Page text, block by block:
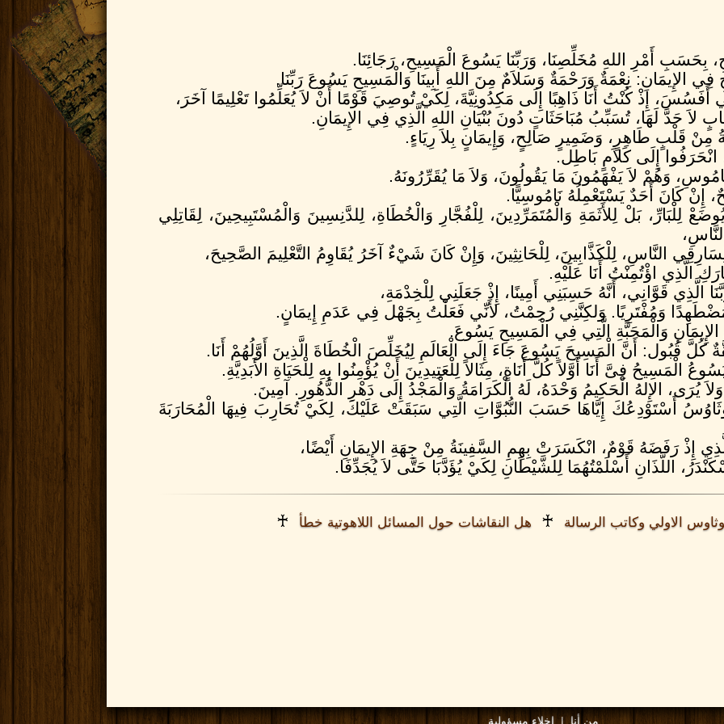
أَمْرِ اللهِ مُخَلِّصِنَا، وَرَبِّنَا يَسُوعَ الْمَسِيحِ، رَجَائِنَا.
فِي الإِيمَانِ: نِعْمَةٌ وَرَحْمَةٌ وَسَلاَمٌ مِنَ اللهِ أَبِينَا وَالْمَسِيحِ يَسُوعَ رَبِّنَا.
إِذْ كُنْتُ أَنَا ذَاهِبًا إِلَى مَكِدُونِيَّةَ، لِكَيْ تُوصِيَ قَوْمًا أَنْ لاَ يُعَلِّمُوا تَعْلِيمًا آخَرَ،
لاَ حَدَّ لَهَا، تُسَبِّبُ مُبَاحَثَاتٍ دُونَ بُنْيَانِ اللهِ الَّذِي فِي الإِيمَانِ.
مِنْ قَلْبٍ طَاهِرٍ، وَضَمِيرٍ صَالِحٍ، وَإِيمَانٍ بِلاَ رِيَاءٍ.
انْحَرَفُوا إِلَى كَلاَمٍ بَاطِل.
وَهُمْ لاَ يَفْهَمُونَ مَا يَقُولُونَ، وَلاَ مَا يُقَرِّرُونَهُ.
إِنْ كَانَ أَحَدٌ يَسْتَعْمِلُهُ نَامُوسِيًّا.
لِلْبَارِّ، بَلْ لِلأَثَمَةِ وَالْمُتَمَرِّدِينَ، لِلْفُجَّارِ وَالْخُطَاةِ، لِلدَّنِسِينَ وَالْمُسْتَبِيحِينَ، لِقَاتِلِي
النَّاسِ، لِلْكَذَّابِينَ، لِلْحَانِثِينَ، وَإِنْ كَانَ شَيْءٌ آخَرُ يُقَاوِمُ التَّعْلِيمَ الصَّحِيحَ،
الَّذِي اؤْتُمِنْتُ أَنَا عَلَيْهِ.
الَّذِي قَوَّانِي، أَنَّهُ حَسِبَنِي أَمِينًا، إِذْ جَعَلَنِي لِلْخِدْمَةِ،
وَمُفْتَرِيًا. وَلكِنَّنِي رُحِمْتُ، لأَنِّي فَعَلْتُ بِجَهْل فِي عَدَمِ إِيمَانٍ.
وَالْمَحَبَّةِ الَّتِي فِي الْمَسِيحِ يَسُوعَ.
قُبُول: أَنَّ الْمَسِيحَ يَسُوعَ جَاءَ إِلَى الْعَالَمِ لِيُخَلِّصَ الْخُطَاةَ الَّذِينَ أَوَّلُهُمْ أَنَا.
الْمَسِيحُ فِىَّ أَنَا أَوَّلاً كُلَّ أَنَاةٍ، مِثَالاً لِلْعَتِيدِينَ أَنْ يُؤْمِنُوا بِهِ لِلْحَيَاةِ الأَبَدِيَّةِ.
يُرَى، الإِلهُ الْحَكِيمُ وَحْدَهُ، لَهُ الْكَرَامَةُ وَالْمَجْدُ إِلَى دَهْرِ الدُّهُورِ. آمِينَ.
أَسْتَوْدِعُكَ إِيَّاهَا حَسَبَ النُّبُوَّاتِ الَّتِي سَبَقَتْ عَلَيْكَ، لِكَيْ تُحَارِبَ فِيهَا الْمُحَارَبَةَ
إِذْ رَفَضَهُ قَوْمٌ، انْكَسَرَتْ بِهِمِ السَّفِينَةُ مِنْ جِهَةِ الإِيمَانِ أَيْضًا،
اللَّذَانِ أَسْلَمْتُهُمَا لِلشَّيْطَانِ لِكَيْ يُؤَدَّبَا حَتَّى لاَ يُجَدِّفَا.
الاولي وكاتب الرسالة ♰ هل النقاشات حول المسائل اللاهوتية خطأ ♰
الاصحاح الثاني
فَأَطْلُبُ أَوَّلَ كُلِّ
لأَجْلِ الْمُلُوكِ
لأَنَّ هذَا حَسَنٌ
الَّذِي يُرِيدُ أَنَّ
لأَنَّهُ يُوجَدُ إِلهٌ
الَّذِي بَذَلَ نَفْسَهُ
الَّتِي جُعِلْتُ أَنَا
فَأُرِيدُ أَنْ يُصَلِّيَ
وَكَذلِكَ أَنَّ النِّسَاءَ
بَلْ كَمَا يَلِيقُ
لِتَتَعَلَّمِ
وَلكِنْ لَسْتُ آذَنُ
لأَنَّ آدَمَ جُبِلَ أَوَّلاً
وَآدَمُ لَمْ يُغْوَ،
وَلكِنَّهَا سَتَخْلُصُ
من أنا | إخلاء مسؤولية